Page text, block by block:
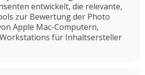
entwickelt, die relevante,
zur Bewertung der Photo
Apple Mac-Computern,
für Inhaltsersteller